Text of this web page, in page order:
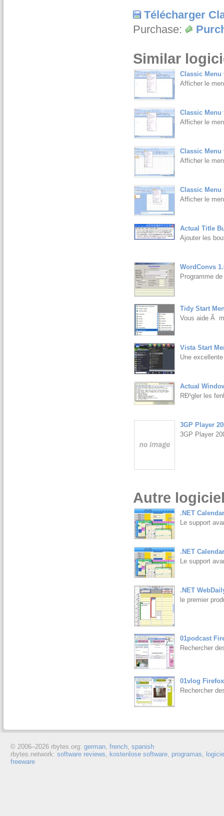
Télécharger
Purchase:
Similar
Classic Menu
Afficher le
Classic Menu
Afficher le
Classic Menu
Afficher le
Classic Menu
Afficher le
Actual Title
Ajouter les
WordConvs
Programme
Tidy Start
Vous aide Ã
Vista Start
Une
Actual
RÐ¹gler les
3GP Player
3GP Player
Autre
.NET
Le support
.NET
Le support
.NET
le premier
01podcast
Rechercher
01vlog
Rechercher
© 2006–2026 rbytes.org: german, french, spanish
rbytes.network: software reviews, kostenlose software, programas,
freeware